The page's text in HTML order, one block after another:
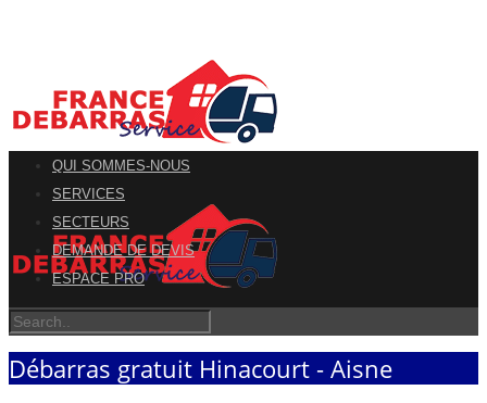
QUI SOMMES-NOUS
SERVICES
SECTEURS
DEMANDE DE DEVIS
ESPACE PRO
Débarras gratuit Hinacourt - Aisne